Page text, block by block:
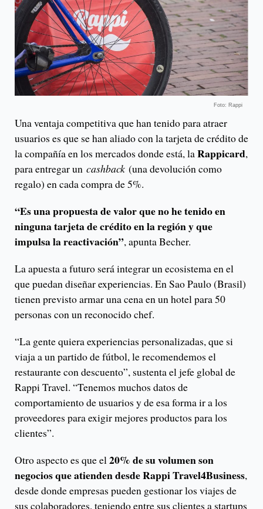
Foto: Rappi
Una ventaja competitiva que han tenido para atraer
usuarios es que se han aliado con la tarjeta de crédito de
la compañía en los mercados donde está, laRappicard,
para entregar un cashback (una devolución como
regalo) en cada compra de 5%.
“Es una propuesta de valor que no he tenido en
ninguna tarjeta de crédito en la región y que
impulsa la reactivación”, apunta Becher.
La apuesta a futuro será integrar un ecosistema en el
que puedan diseñar experiencias. En Sao Paulo (Brasil)
tienen previsto armar una cena en un hotel para 50
personas con un reconocido chef.
“La gente quiera experiencias personalizadas, que si
viaja a un partido de fútbol, le recomendemos el
restaurante con descuento”, sustenta el jefe global de
Rappi Travel. “Tenemos muchos datos de
comportamiento de usuarios y de esa forma ir a los
proveedores para exigir mejores productos para los
clientes”.
Otro aspecto es que el20% de su volumen son
negocios que atienden desde Rappi Travel4Business,
desde donde empresas pueden gestionar los viajes de
sus colaboradores, teniendo entre sus clientes a startups